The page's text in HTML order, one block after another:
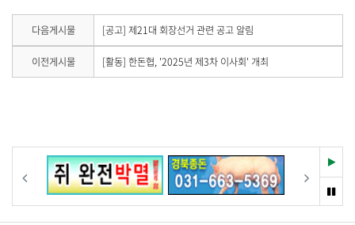
기
하
기
다음게시물
다
음
게
시
니
다
.
[공고] 제21대 회장선거 관련 공고 알림
이전게시물
이
전
없
습
니
다
.
[활동] 한돈협, '2025년 제3차 이사회' 개최
재
생
멈
춤